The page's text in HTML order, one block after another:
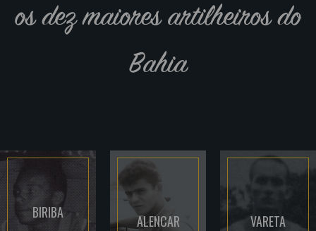
os dez maiores artilheiros do
Bahia
BIRIBA ALENCAR VARETA